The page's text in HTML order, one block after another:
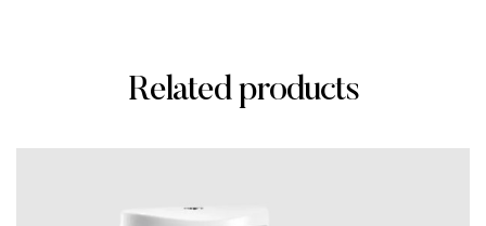
Related products